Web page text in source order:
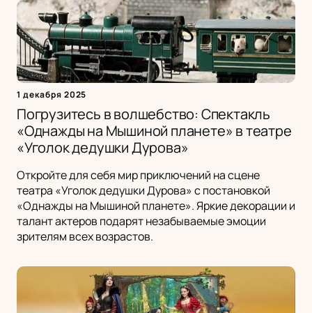
1 декабря 2025
Погрузитесь в волшебство: Спектакль
«Однажды на Мышиной планете» в театре
«Уголок дедушки Дурова»
Откройте для себя мир приключений на сцене
театра «Уголок дедушки Дурова» с постановкой
«Однажды на Мышиной планете». Яркие декорации и
талант актеров подарят незабываемые эмоции
зрителям всех возрастов.